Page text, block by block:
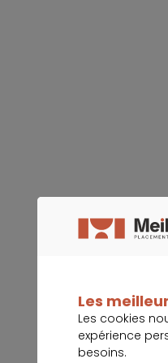
Les
Les cookies
expérience
besoins.